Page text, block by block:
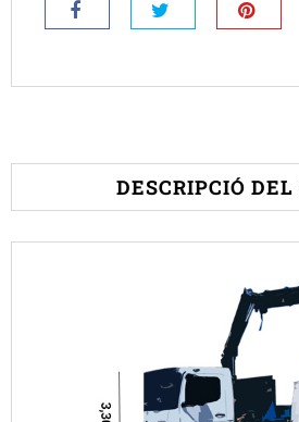
DESCRIPCIÓ